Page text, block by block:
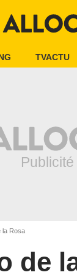
TVACTU
la Rosa
de